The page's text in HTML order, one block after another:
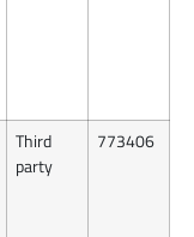
Third
party
773406